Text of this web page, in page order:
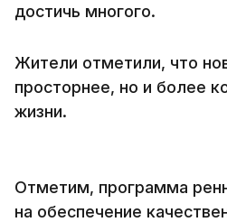
достичь многого.
Жители отметили, что
просторнее, но и более
жизни.
Отметим, программа
на обеспечение